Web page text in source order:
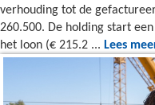
verhouding tot de
260.500. De holding start
het loon (€ 215.2 ... Lees